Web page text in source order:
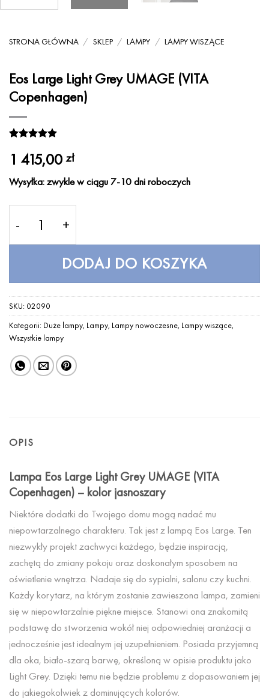
STRONA GŁÓWNA / SKLEP / LAMPY / LAMPY WISZĄCE
Eos Large Light Grey UMAGE (VITA
Copenhagen)
na 5 na
podstawie
oceny
klienta
1 415,00zł
Wysyłka: zwykle w ciągu 7-10 dni roboczych
DODAJ DO KOSZYKA
SKU: 02090
Kategorii: Duże lampy, Lampy, Lampy nowoczesne, Lampy wiszące,
Wszystkie lampy
OPIS
Lampa Eos Large Light Grey UMAGE (VITA
Copenhagen) – kolor jasnoszary
Niektóre dodatki do Twojego domu mogą nadać mu
niepowtarzalnego charakteru. Tak jest z lampą Eos Large. Ten
niezwykły projekt zachwyci każdego, będzie inspiracją,
zachętą do zmiany pokoju oraz doskonałym sposobem na
oświetlenie wnętrza. Nadaje się do sypialni, salonu czy kuchni.
Każdy korytarz, na którym zostanie zawieszona lampa, zamieni
się w niepowtarzalnie piękne miejsce. Stanowi ona znakomitą
podstawę do stworzenia wokół niej odpowiedniej aranżacji a
jednocześnie jest idealnym jej uzupełnieniem. Posiada przyjemną
dla oka, biało-szarą barwę, określoną w opisie produktu jako
Light Grey. Dzięki temu nie będzie problemu z dopasowaniem jej
do jakiegokolwiek z dominujących kolorów.